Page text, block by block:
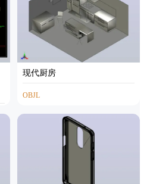
现代厨房
OBJL